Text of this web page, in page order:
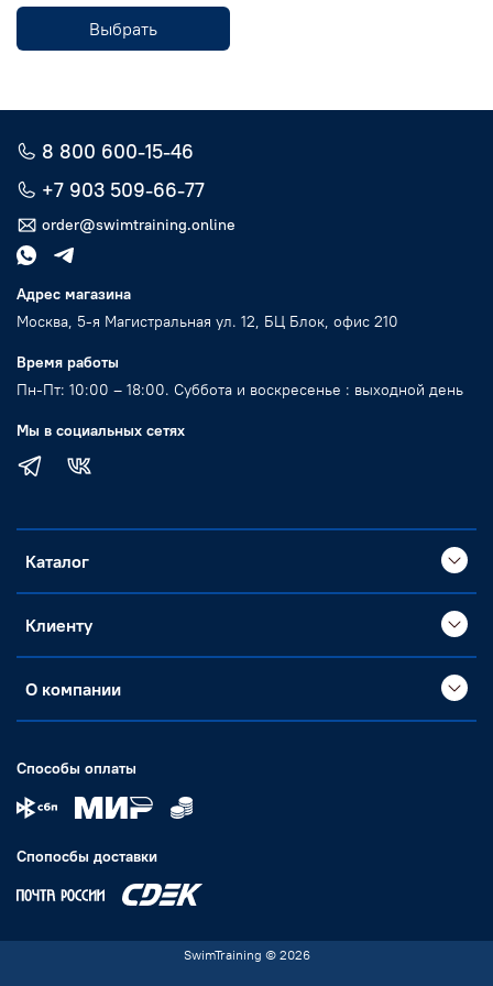
Выбрать
8 800 600-15-46
+7 903 509-66-77
order@swimtraining.online
Адрес магазина
Москва, 5-я Магистральная ул. 12, БЦ Блок, офис 210
Время работы
Пн-Пт: 10:00 – 18:00. Суббота и воскресенье : выходной день
Мы в социальных сетях
Каталог
Клиенту
О компании
Способы оплаты
Спопосбы доставки
SwimTraining © 2026